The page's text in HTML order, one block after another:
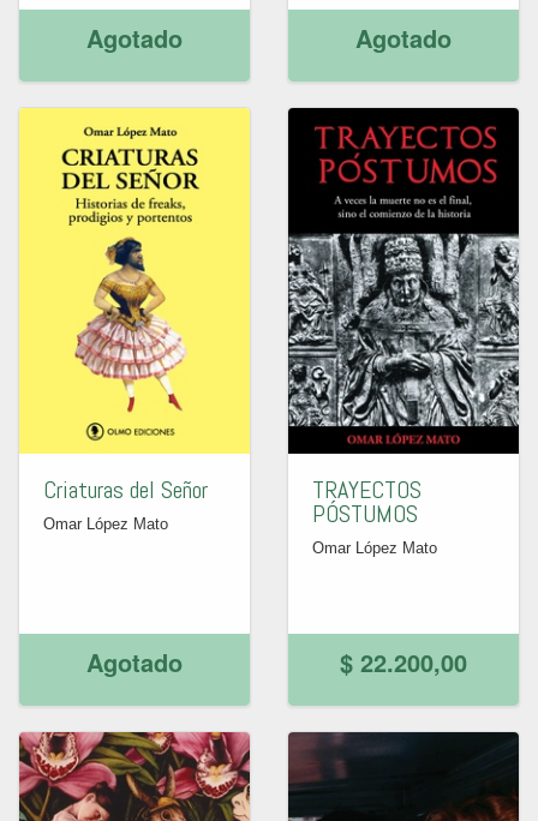
Agotado Agotado
Criaturas del Señor
Omar López Mato
Agotado
TRAYECTOS
PÓSTUMOS
Omar López Mato
$ 22.200,00